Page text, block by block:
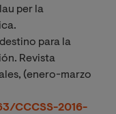
per la
para la
Revista
(enero-marzo
CCCSS-2016-